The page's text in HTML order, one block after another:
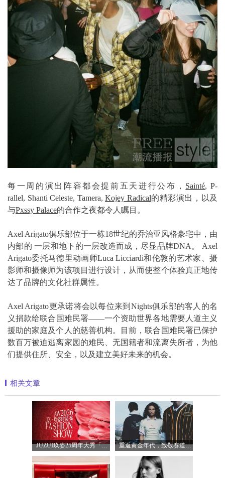
每一周的演出阵容都会提前五天进行公布， Sainté,P-
rallel, Shanti Celeste, Tamera,Kojey Radical的精彩演出，以及
与Pxssy Palace的合作之夜都令人瞩目。
Axel Arigato俱乐部位于一栋18世纪的乔治亚风格豪宅中，由
内部的 一层和地下的一层改造而成，尽显品牌DNA。 Axel
Arigato委托马德里动画师Luca Licciardi和伦敦的艺术家、摄
影师和摄像师为该项目进行设计，从而使整个体验真正地传
达了品牌的文化社群属性。
Axel Arigato更承诺将会以每位来到Nights俱乐部的客人的名
义捐款给联合国难民署——一个资助世界各地需要人道主义
援助的家庭及个人的慈善机构。目前，联合国难民署已保护
数百万被迫逃离家园的难民、无国籍者和流离失所者，为他
们提供住所、安全，以及建立美好未来的机会。
相关文章
JUZUI玖姿25周年大秀「循光新生」 光起二 重返黄金年代，致敬赛道传奇 PUMA携手M